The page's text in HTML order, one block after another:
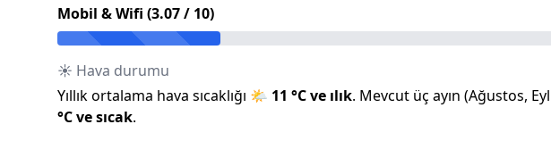
Mobil & Wifi (3.07/ 10)
☀️ Hava durumu
Yıllık ortalama hava sıcaklığı 🌤️ 11 °C ve ılık. Mevcut üç ayın (Ağustos,
°C vesıcak.